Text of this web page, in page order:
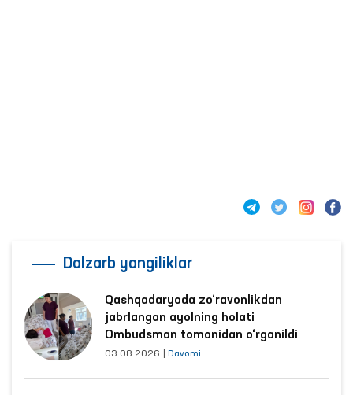
Dolzarb yangiliklar
Qashqadaryoda zo‘ravonlikdan
jabrlangan ayolning holati
Ombudsman tomonidan o‘rganildi
03.08.2026 Davomi